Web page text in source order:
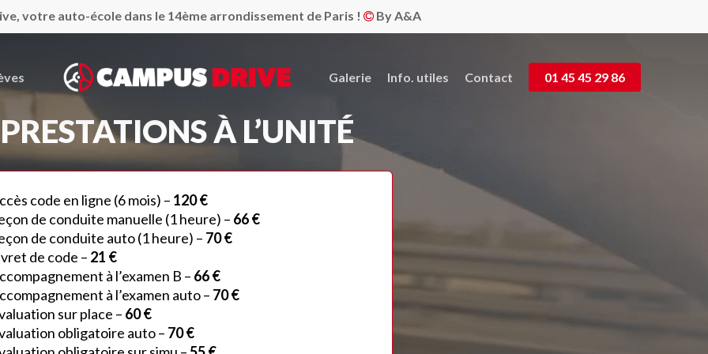
votre auto-école dans le 14ème arrondissement de Paris ! By A&A
Galerie Info. utiles Contact 01 45 45 29 86
PRESTATIONS À L’UNITÉ
code en ligne (6 mois) – 120 €
de conduite manuelle (1 heure) – 66 €
de conduite auto (1 heure) – 70 €
de code – 21 €
à l’examen B – 66 €
à l’examen auto – 70 €
sur place – 60 €
obligatoire auto – 70 €